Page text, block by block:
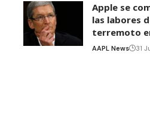
Apple se
las labores
terremoto
AAPL News 31